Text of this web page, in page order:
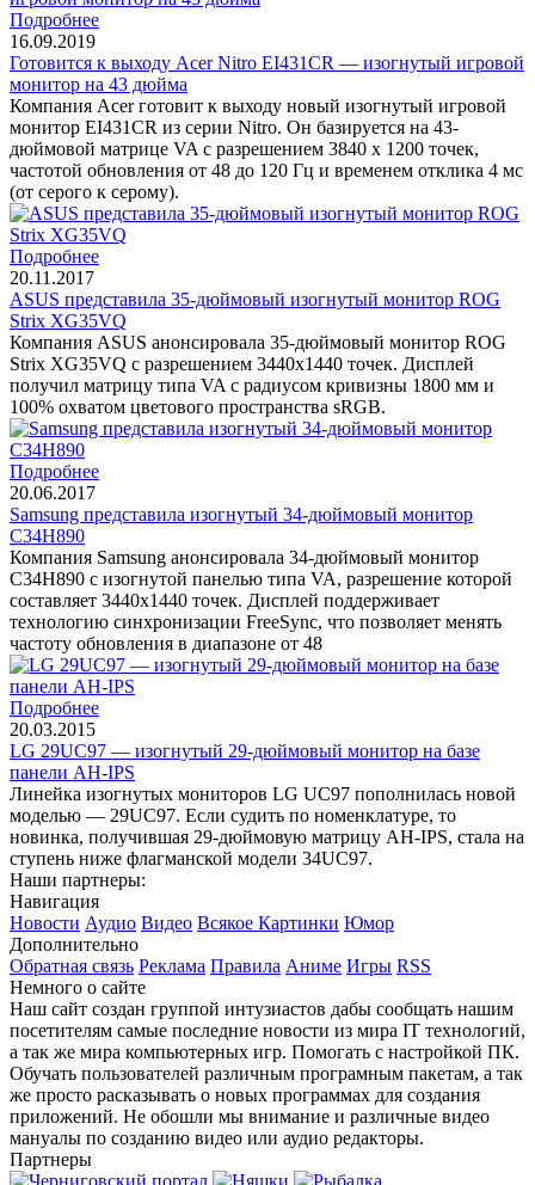
Подробнее
16.09.2019
Готовится к выходу Acer Nitro EI431CR — изогнутый игровой
монитор на 43 дюйма
Компания Acer готовит к выходу новый изогнутый игровой
монитор EI431CR из серии Nitro. Он базируется на 43-
дюймовой матрице VA с разрешением 3840 x 1200 точек,
частотой обновления от 48 до 120 Гц и временем отклика 4 мс
(от серого к серому).
Подробнее
20.11.2017
ASUS представила 35-дюймовый изогнутый монитор ROG
Strix XG35VQ
Компания ASUS анонсировала 35-дюймовый монитор ROG
Strix XG35VQ с разрешением 3440х1440 точек. Дисплей
получил матрицу типа VA с радиусом кривизны 1800 мм и
100% охватом цветового пространства sRGB.
Подробнее
20.06.2017
Samsung представила изогнутый 34-дюймовый монитор
C34H890
Компания Samsung анонсировала 34-дюймовый монитор
C34H890 с изогнутой панелью типа VA, разрешение которой
составляет 3440х1440 точек. Дисплей поддерживает
технологию синхронизации FreeSync, что позволяет менять
частоту обновления в диапазоне от 48
Подробнее
20.03.2015
LG 29UC97 — изогнутый 29-дюймовый монитор на базе
панели AH-IPS
Линейка изогнутых мониторов LG UC97 пополнилась новой
моделью — 29UC97. Если судить по номенклатуре, то
новинка, получившая 29-дюймовую матрицу AH-IPS, стала на
ступень ниже флагманской модели 34UC97.
Наши партнеры:
Навигация
Новости Аудио Видео Всякое Картинки Юмор
Дополнительно
Обратная связь Реклама Правила Аниме Игры RSS
Немного о сайте
Наш сайт создан группой интузиастов дабы сообщать нашим
посетителям самые последние новости из мира IT технологий,
а так же мира компьютерных игр. Помогать с настройкой ПК.
Обучать пользователей различным програмным пакетам, а так
же просто расказывать о новых программах для создания
приложений. Не обошли мы внимание и различные видео
мануалы по созданию видео или аудио редакторы.
Партнеры